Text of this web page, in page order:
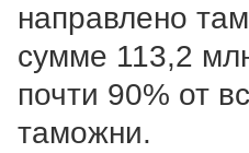
направлено
сумме 113,2
почти 90% от
таможни.